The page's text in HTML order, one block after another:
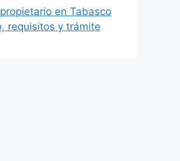
en Tabasco
requisitos y trámite